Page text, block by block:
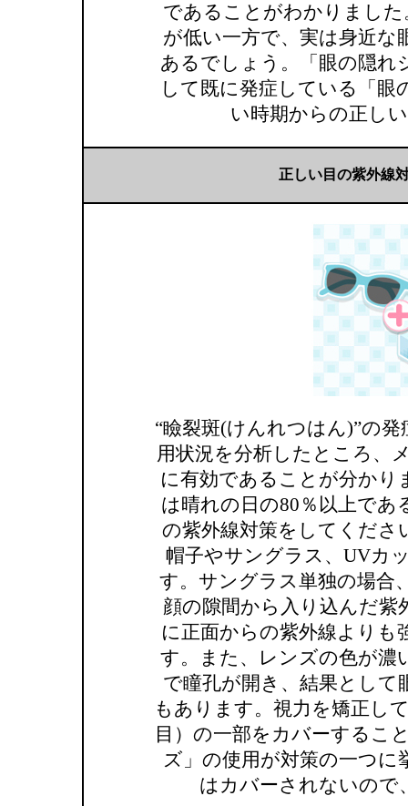
であることがわかりました
が低い一方で、実は身近な
あるでしょう。「眼の隠れ
して既に発症している「
い時期からの正し
正しい目の紫外線
“瞼裂斑(けんれつはん)”の
用状況を分析したところ、
に有効であることが分かり
は晴れの日の80％以上で
の紫外線対策をしてくださ
帽子やサングラス、UVカ
す。サングラス単独の場合
顔の隙間から入り込んだ紫
に正面からの紫外線よりも
す。また、レンズの色が濃
で瞳孔が開き、結果として
もあります。視力を矯正し
目）の一部をカバーするこ
ズ」の使用が対策の一つに
はカバーされないので